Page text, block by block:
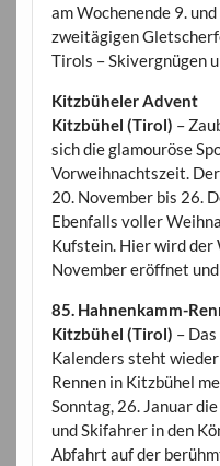
am Wochenende 9.
zweitägigen
Tirols – Skivergnügen
Kitzbüheler Advent
Kitzbühel (Tirol) –
sich die glamouröse
Vorweihnachtszeit.
20. November bis 26.
Ebenfalls voller
Kufstein. Hier wird der
November eröffnet
85. Hahnenkamm-
Kitzbühel (Tirol) –
Kalenders steht
Rennen in Kitzbühel
Sonntag, 26. Januar
und Skifahrer in den
Abfahrt auf der